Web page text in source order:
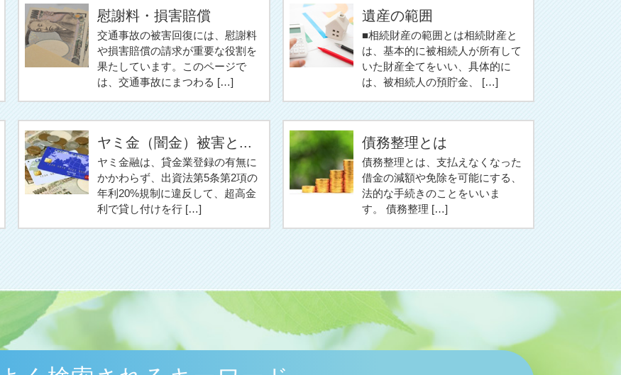
慰謝料・損害賠償
交通事故の被害回復には、慰謝料
や損害賠償の請求が重要な役割を
果たしています。このページで
は、交通事故にまつわる […]
遺産の範囲
■相続財産の範囲とは相続財産と
は、基本的に被相続人が所有して
いた財産全てをいい、具体的に
は、被相続人の預貯金、 […]
ヤミ金（闇金）被害と...
ヤミ金融は、貸金業登録の有無に
かかわらず、出資法第5条第2項の
年利20%規制に違反して、超高金
利で貸し付けを行 […]
債務整理とは
債務整理とは、支払えなくなった
借金の減額や免除を可能にする、
法的な手続きのことをいいま
す。 債務整理 […]